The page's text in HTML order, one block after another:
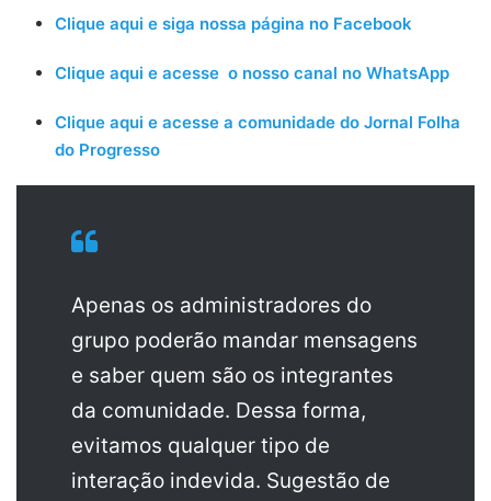
Clique aqui e siga nossa página no Facebook
Clique aqui e acesse o nosso canal no WhatsApp
Clique aqui e acesse a comunidade do Jornal Folha
do Progresso
Apenas os administradores do
grupo poderão mandar mensagens
e saber quem são os integrantes
da comunidade. Dessa forma,
evitamos qualquer tipo de
interação indevida. Sugestão de